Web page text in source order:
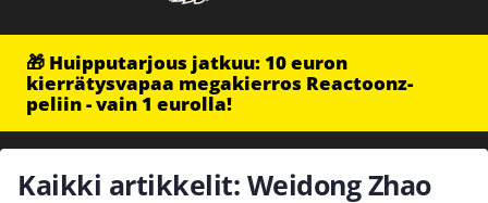
🎁 Huipputarjous jatkuu: 10 euron
kierrätysvapaa megakierros Reactoonz-
peliin - vain 1 eurolla!
Kaikki artikkelit: Weidong Zhao